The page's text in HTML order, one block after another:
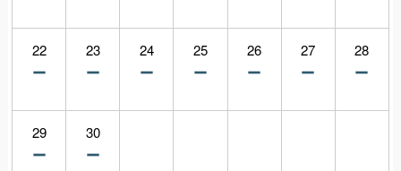
22 23 24 25 26 27 28
29 30